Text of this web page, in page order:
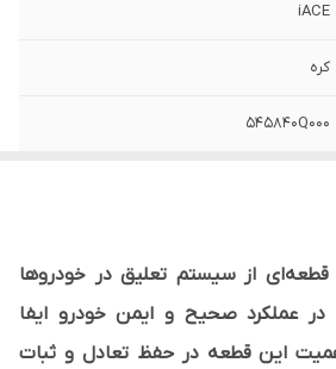
iACE
کره
545840Q000
از سیستم تعلیق در خودروها
عملکرد صحیح و ایمن خودرو ایفا
این قطعه در حفظ تعادل و ثبات